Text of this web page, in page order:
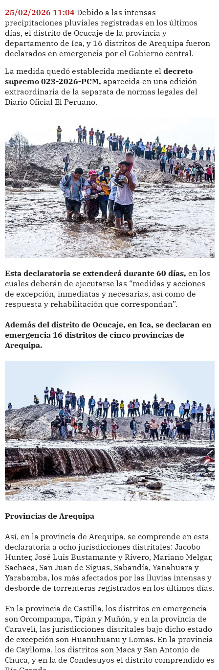
25/02/2026 11:04 Debido a las intensas
precipitaciones pluviales registradas en los últimos
días, el distrito de Ocucaje de la provincia y
departamento de Ica, y 16 distritos de Arequipa fueron
declarados en emergencia por el Gobierno central.
La medida quedó establecida mediante el decreto
supremo 023-2026-PCM, aparecida en una edición
extraordinaria de la separata de normas legales del
Diario Oficial El Peruano.
Esta declaratoria se extenderá durante 60 días, en los
cuales deberán de ejecutarse las “medidas y acciones
de excepción, inmediatas y necesarias, así como de
respuesta y rehabilitación que correspondan”.
Además del distrito de Ocucaje, en Ica, se declaran en
emergencia 16 distritos de cinco provincias de
Arequipa.
Provincias de Arequipa
Así, en la provincia de Arequipa, se comprende en esta
declaratoria a ocho jurisdicciones distritales: Jacobo
Hunter, José Luis Bustamante y Rivero, Mariano Melgar,
Sachaca, San Juan de Siguas, Sabandía, Yanahuara y
Yarabamba, los más afectados por las lluvias intensas y
desborde de torrenteras registrados en los últimos días.
En la provincia de Castilla, los distritos en emergencia
son Orcompampa, Tipán y Muñón, y en la provincia de
Caravelí, las jurisdicciones distritales bajo dicho estado
de excepción son Huanuhuanu y Lomas. En la provincia
de Caylloma, los distritos son Maca y San Antonio de
Chuca, y en la de Condesuyos el distrito comprendido es